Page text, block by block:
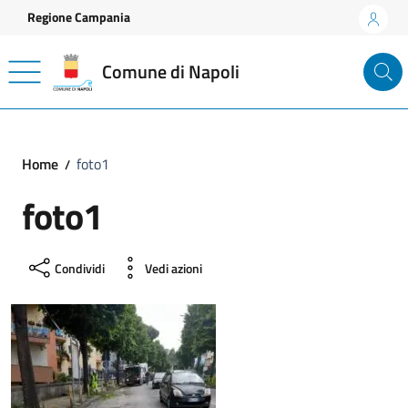
Vai ai contenuti
Vai al footer
Regione Campania
Comune di Napoli
Home foto1
foto1
Condividi Vedi azioni